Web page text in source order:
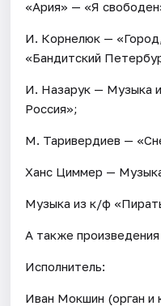
«Ария» — «Я
И. Корнелюк —
«Бандитский
И. Назарук — Музыка
Россия»;
М. Таривердиев —
Ханс Циммер —
Музыка из к/ф
А также
Исполнитель:
Иван Мокшин (орган и